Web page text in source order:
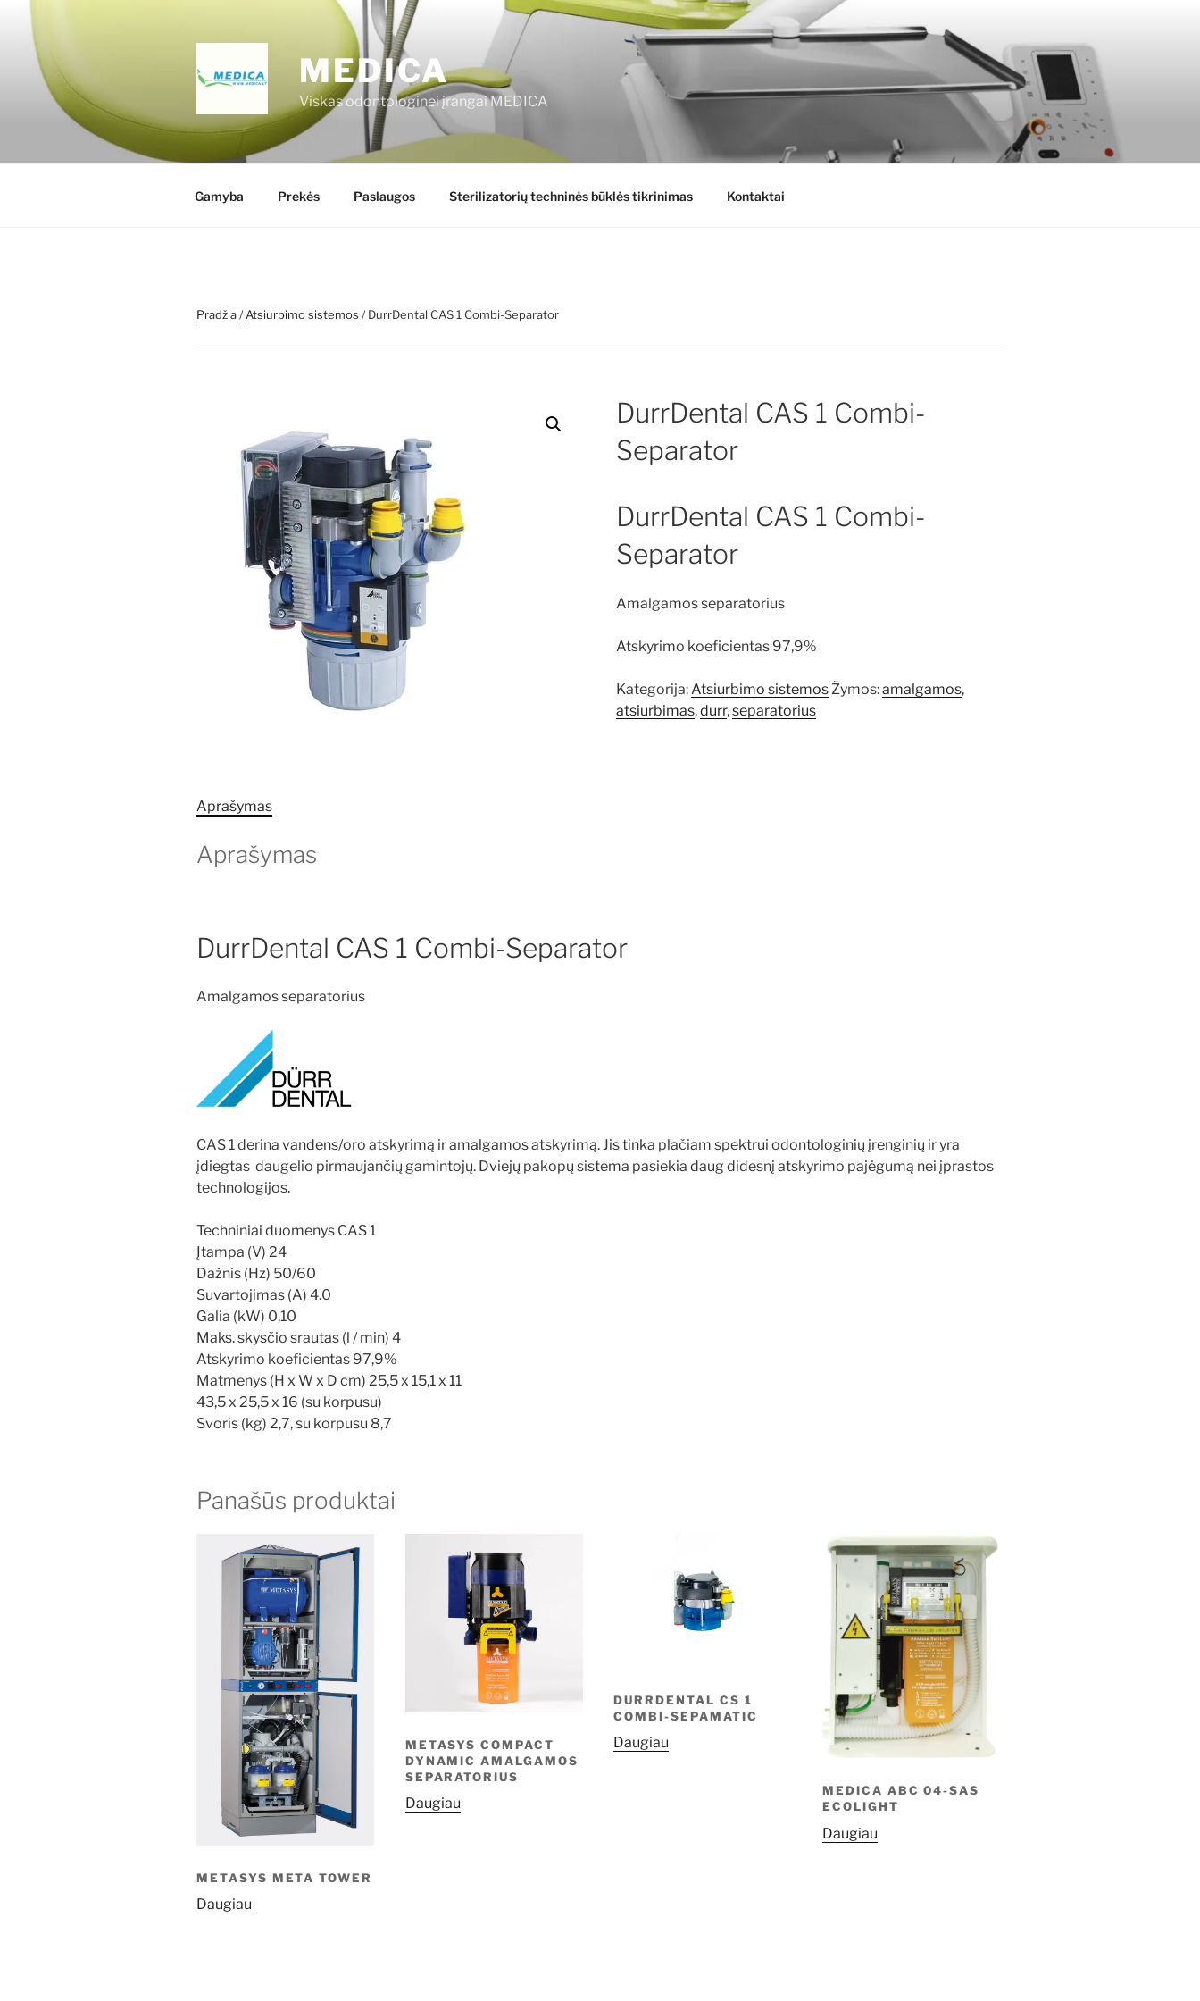
turinio
MEDICA
Viskas odontologinei įrangai MEDICA
Gamyba Prekės Paslaugos Sterilizatorių techninės būklės tikrinimas Kontaktai
Pradžia/Atsiurbimo sistemos / DurrDental CAS 1 Combi-Separator
DurrDental CAS 1 Combi-
Separator
DurrDental CAS 1 Combi-
Separator
Amalgamos separatorius
Atskyrimo koeficientas 97,9%
Kategorija: Atsiurbimo sistemos Žymos:amalgamos,
atsiurbimas,durr,separatorius
Aprašymas
Aprašymas
DurrDental CAS 1 Combi-Separator
Amalgamos separatorius
CAS 1 derina vandens/oro atskyrimą ir amalgamos atskyrimą. Jis tinka plačiam spektrui odontologinių įrenginių ir yra
įdiegtas daugelio pirmaujančių gamintojų. Dviejų pakopų sistema pasiekia daug didesnį atskyrimo pajėgumą nei įprastos
technologijos.
Techniniai duomenys CAS 1
Įtampa (V) 24
Dažnis (Hz) 50/60
Suvartojimas (A) 4.0
Galia (kW) 0,10
Maks. skysčio srautas (l / min) 4
Atskyrimo koeficientas 97,9%
Matmenys (H x W x D cm) 25,5 x 15,1 x 11
43,5 x 25,5 x 16 (su korpusu)
Svoris (kg) 2,7, su korpusu 8,7
Panašūs produktai
METASYS META TOWER
Daugiau
METASYS COMPACT
DYNAMIC AMALGAMOS
SEPARATORIUS
Daugiau
DURRDENTAL CS 1
COMBI-SEPAMATIC
Daugiau
MEDICA ABC 04-SAS
ECOLIGHT
Daugiau